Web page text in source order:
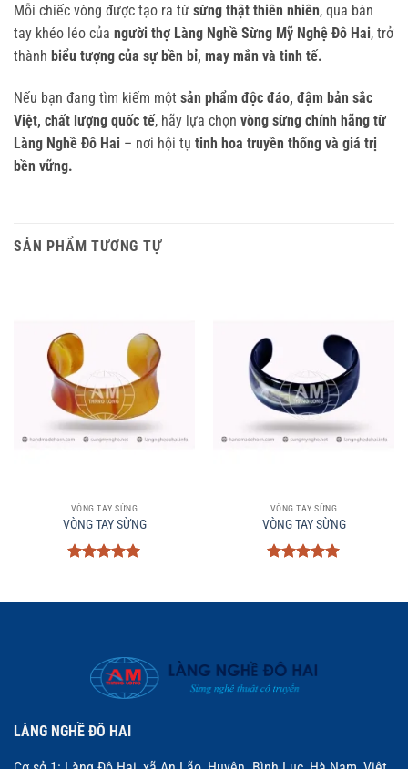
Mỗi chiếc vòng được tạo ra từ sừng thật thiên nhiên, qua bàn
tay khéo léo của người thợ Làng Nghề Sừng Mỹ Nghệ Đô Hai, trở
thành biểu tượng của sự bền bỉ, may mắn và tinh tế.
Nếu bạn đang tìm kiếm một sản phẩm độc đáo, đậm bản sắc
Việt, chất lượng quốc tế, hãy lựa chọn vòng sừng chính hãng từ
Làng Nghề Đô Hai – nơi hội tụ tinh hoa truyền thống và giá trị
bền vững.
SẢN PHẨM TƯƠNG TỰ
VÒNG TAY SỪNG
VÒNG TAY SỪNG
sao
VÒNG TAY SỪNG
VÒNG TAY SỪNG
sao
LÀNG NGHỀ ĐÔ HAI